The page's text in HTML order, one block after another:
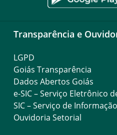
Transparência e
LGPD
Goiás Transparência
Dados Abertos Goiás
e-SIC – Serviço Eletrônico
SIC – Serviço de
Ouvidoria Setorial